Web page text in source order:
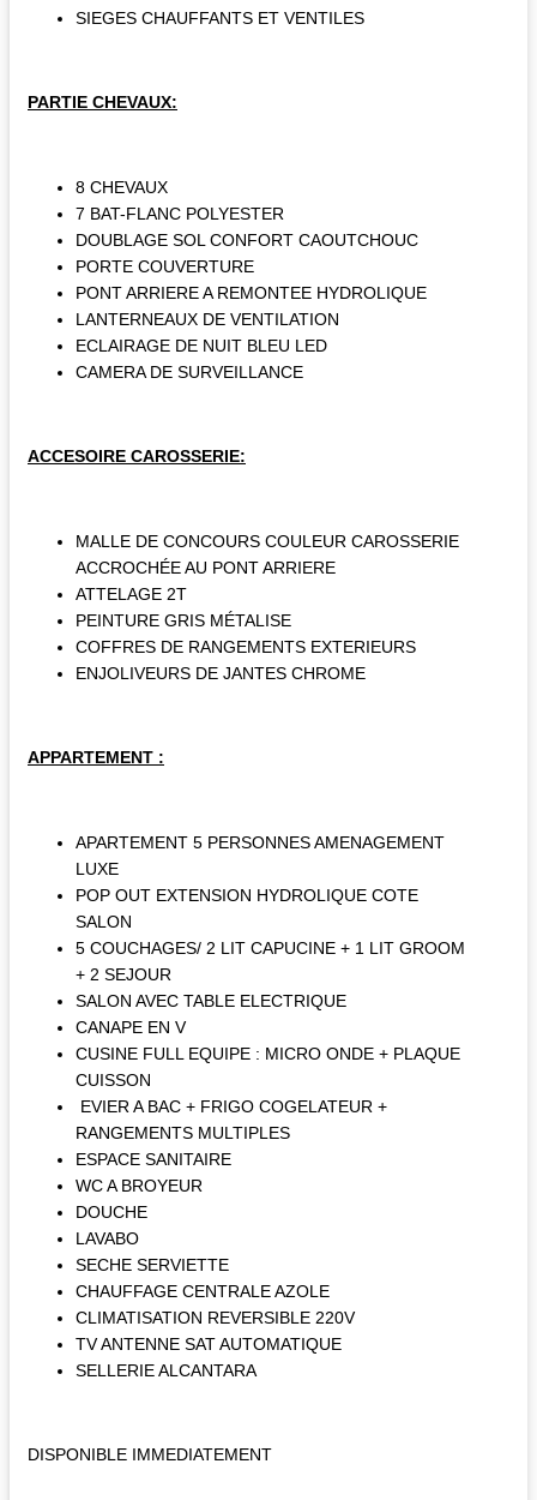
SIEGES CHAUFFANTS ET VENTILES
PARTIE CHEVAUX:
8 CHEVAUX
7 BAT-FLANC POLYESTER
DOUBLAGE SOL CONFORT CAOUTCHOUC
PORTE COUVERTURE
PONT ARRIERE A REMONTEE HYDROLIQUE
LANTERNEAUX DE VENTILATION
ECLAIRAGE DE NUIT BLEU LED
CAMERA DE SURVEILLANCE
ACCESOIRE CAROSSERIE:
MALLE DE CONCOURS COULEUR CAROSSERIE
ACCROCHÉE AU PONT ARRIERE
ATTELAGE 2T
PEINTURE GRIS MÉTALISE
COFFRES DE RANGEMENTS EXTERIEURS
ENJOLIVEURS DE JANTES CHROME
APPARTEMENT :
APARTEMENT 5 PERSONNES AMENAGEMENT
LUXE
POP OUT EXTENSION HYDROLIQUE COTE
SALON
5 COUCHAGES/ 2 LIT CAPUCINE + 1 LIT GROOM
+ 2 SEJOUR
SALON AVEC TABLE ELECTRIQUE
CANAPE EN V
CUSINE FULL EQUIPE : MICRO ONDE + PLAQUE
CUISSON
EVIER A BAC + FRIGO COGELATEUR +
RANGEMENTS MULTIPLES
ESPACE SANITAIRE
WC A BROYEUR
DOUCHE
LAVABO
SECHE SERVIETTE
CHAUFFAGE CENTRALE AZOLE
CLIMATISATION REVERSIBLE 220V
TV ANTENNE SAT AUTOMATIQUE
SELLERIE ALCANTARA
DISPONIBLE IMMEDIATEMENT